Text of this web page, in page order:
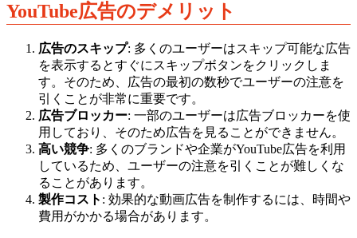
YouTube広告のデメリット
広告のスキップ: 多くのユーザーはスキップ可能な広告
を表示するとすぐにスキップボタンをクリックしま
す。そのため、広告の最初の数秒でユーザーの注意を
引くことが非常に重要です。
広告ブロッカー: 一部のユーザーは広告ブロッカーを使
用しており、そのため広告を見ることができません。
高い競争: 多くのブランドや企業がYouTube広告を利用
しているため、ユーザーの注意を引くことが難しくな
ることがあります。
製作コスト : 効果的な動画広告を制作するには、時間や
費用がかかる場合があります。